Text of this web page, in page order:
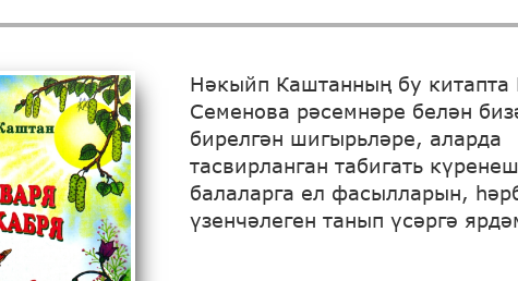
Нәкыйп Каштанның бу китапта
Семенова рәсемнәре белән
бирелгән шигырьләре, аларда
тасвирланган табигать
балаларга ел фасылларын,
үзенчәлеген танып үсәргә